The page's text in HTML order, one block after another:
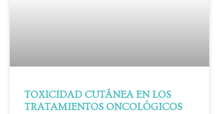
TOXICIDAD CUTÁNEA EN LOS
TRATAMIENTOS ONCOLÓGICOS